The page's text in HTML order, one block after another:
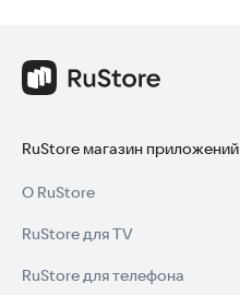
RuStore магазин приложений
О RuStore
RuStore для TV
RuStore для телефона